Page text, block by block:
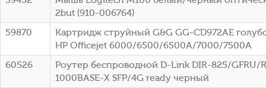
2but (910-006764)
59870
Картридж струйный G&G GG-CD972AE
HP Officejet 6000/6500/6500A/7000/7500A
60526
Роутер беспроводной D-Link DIR-825/GFRU/
1000BASE-X SFP/4G ready черный